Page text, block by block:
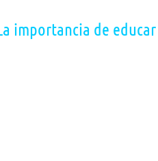
importancia de